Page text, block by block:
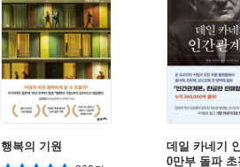
행복의 기원
데일 카네기
0만부 돌파